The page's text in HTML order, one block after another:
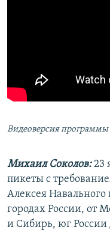
Видеоверсия программы
Михаил Соколов:23
пикеты с
Алексея
городах России, от
и Сибирь, юг России